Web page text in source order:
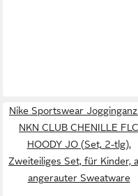
Nike Sportswear
NKN CLUB CHENILLE FLC
HOODY JO (Set, 2-tlg),
Zweiteiliges Set, für Kinder,
angerauter Sweatware